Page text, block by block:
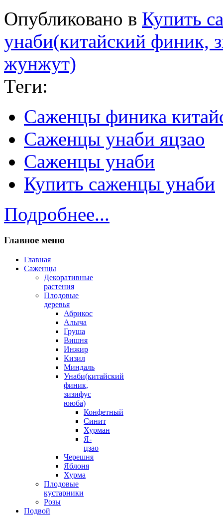
Опубликовано в Купить
унаби(китайский финик,
жунжут)
Теги:
Саженцы финика
Саженцы унаби яцзао
Саженцы унаби
Купить саженцы унаби
Подробнее...
Главное меню
Главная
Саженцы
Декоративные
растения
Плодовые
деревья
Абрикос
Алыча
Груша
Вишня
Инжир
Кизил
Миндаль
Унаби(китайский
финик,
зизифус
ююба)
Конфетный
Синит
Хурман
Я-
цзао
Черешня
Яблоня
Хурма
Плодовые
кустарники
Розы
Подвой